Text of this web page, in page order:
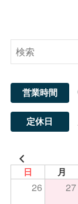
営業時間
定休日
日 月
26 27